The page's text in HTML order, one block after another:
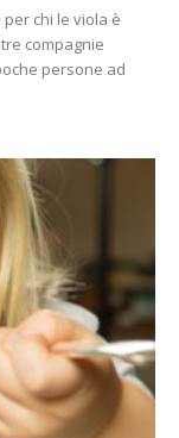
chi le viola è
compagnie
persone ad